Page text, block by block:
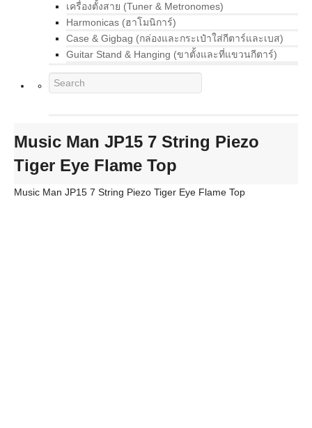
เครื่องตั้งสาย (Tuner & Metronomes)
Harmonicas (ฮาโมนิการ์)
Case & Gigbag (กล่องและกระเป๋าใส่กีตาร์และเบส)
Guitar Stand & Hanging (ขาตั้งและที่แขวนกีตาร์)
Music Man JP15 7 String Piezo
Tiger Eye Flame Top
Music Man JP15 7 String Piezo Tiger Eye Flame Top